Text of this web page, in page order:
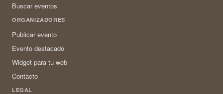
Buscar eventos
ORGANIZADORES
Publicar evento
Evento destacado
Widget para tu web
Contacto
LEGAL